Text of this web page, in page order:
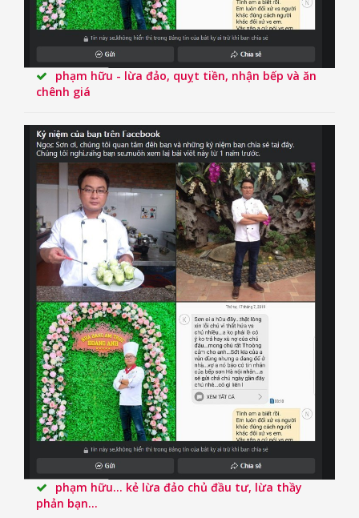
phạm hữu - lừa đảo, quỵt tiền, nhận bếp và ăn
chênh giá
phạm hữu... kẻ lừa đảo chủ đầu tư, lừa thầy
phản bạn...